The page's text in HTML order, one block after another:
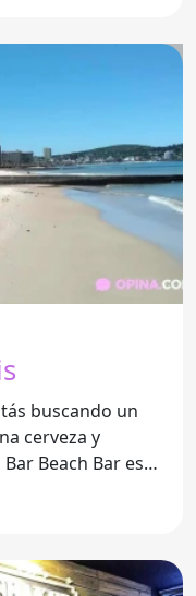
cerveza y
Beach Bar es